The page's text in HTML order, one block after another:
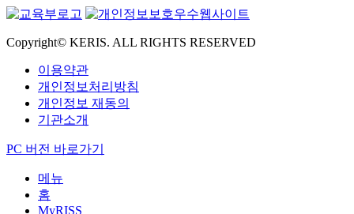
Copyright© KERIS. ALL RIGHTS RESERVED
이용약관
개인정보처리방침
개인정보 재동의
기관소개
PC 버전 바로가기
메뉴
홈
MyRISS